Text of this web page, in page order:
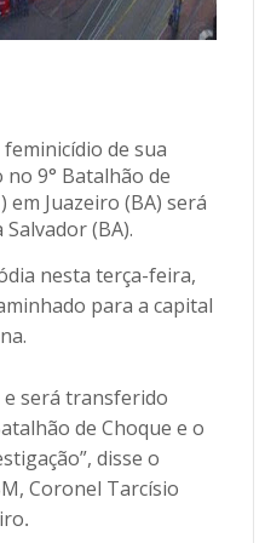
de sua
9° Batalhão de
Juazeiro (BA) será
(BA).
nesta terça-feira,
para a capital
e será transferido
de Choque e o
disse o
Coronel Tarcísio
.